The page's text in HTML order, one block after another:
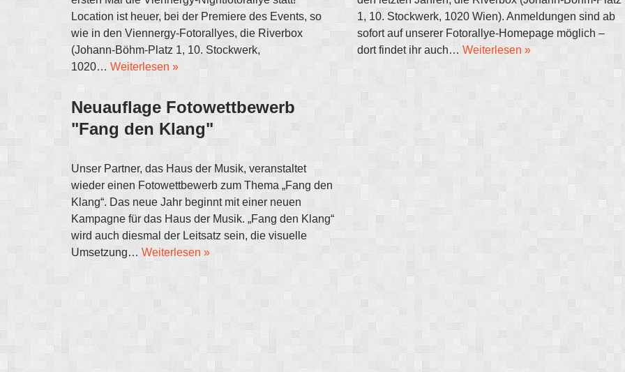
Location ist heuer, bei der Premiere des Events, so
wie in den Viennergy-Fotorallyes, die Riverbox
(Johann-Böhm-Platz 1, 10. Stockwerk,
1020… Weiterlesen »
1, 10. Stockwerk, 1020 Wien). Anmeldungen sind ab
sofort auf unserer Fotorallye-Homepage möglich –
dort findet ihr auch… Weiterlesen »
Neuauflage Fotowettbewerb
"Fang den Klang"
Unser Partner, das Haus der Musik, veranstaltet
wieder einen Fotowettbewerb zum Thema „Fang den
Klang“. Das neue Jahr beginnt mit einer neuen
Kampagne für das Haus der Musik. „Fang den Klang“
wird auch diesmal der Leitsatz sein, die visuelle
Umsetzung… Weiterlesen »